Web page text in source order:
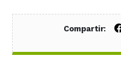
Compartir: